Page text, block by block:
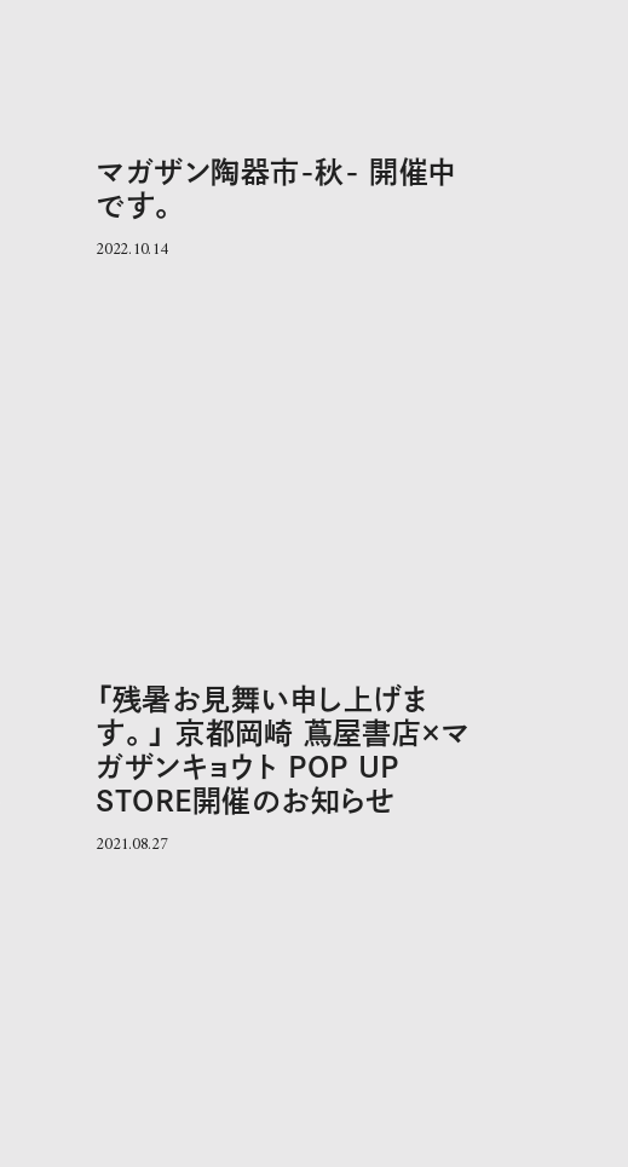
マガザン陶器市-秋- 開催中
です。
2022.10.14
「残暑お見舞い申し上げま
す。」 京都岡崎 蔦屋書店×マ
ガザンキョウト POP UP
STORE開催のお知らせ
2021.08.27